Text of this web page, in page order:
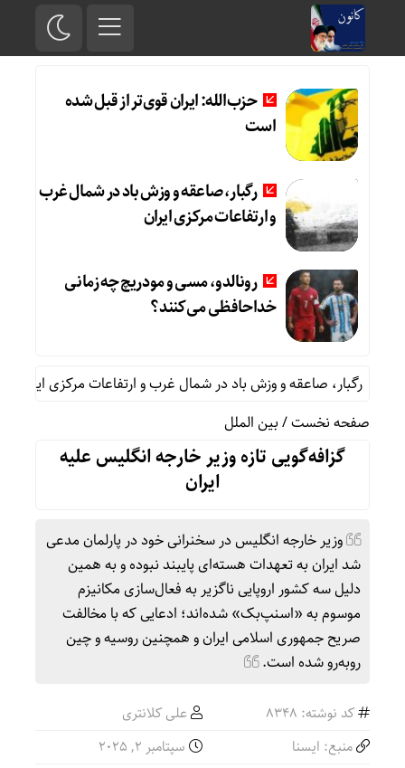
حزب‌الله: ایران قوی‌تر از قبل شده
است
رگبار، صاعقه و وزش باد در شمال غرب
و ارتفاعات مرکزی ایران
رونالدو، مسی و مودریچ چه زمانی
خداحافظی می‌کنند؟
رگبار، صاعقه و وزش باد در شمال غرب و ارتفاعات مرکزی ایران
صفحه نخست/بین الملل
گزافه‌گویی تازه وزیر خارجه انگلیس علیه
ایران
وزیر خارجه انگلیس در سخنرانی خود در پارلمان مدعی
شد ایران به تعهدات هسته‌ای پایبند نبوده و به همین
دلیل سه کشور اروپایی ناگزیر به فعال‌سازی مکانیزم
موسوم به «اسنپ‌بک» شده‌اند؛ ادعایی که با مخالفت
صریح جمهوری اسلامی ایران و همچنین روسیه و چین
روبه‌رو شده است.
کد نوشته: 8348
علی کلانتری
منبع: ایسنا
سپتامبر 2, 2025